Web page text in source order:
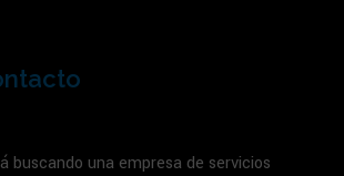
buscando una empresa de servicios